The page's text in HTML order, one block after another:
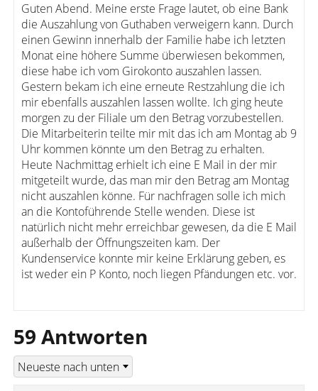
Guten Abend. Meine erste Frage lautet, ob eine Bank
die Auszahlung von Guthaben verweigern kann. Durch
einen Gewinn innerhalb der Familie habe ich letzten
Monat eine höhere Summe überwiesen bekommen,
diese habe ich vom Girokonto auszahlen lassen.
Gestern bekam ich eine erneute Restzahlung die ich
mir ebenfalls auszahlen lassen wollte. Ich ging heute
morgen zu der Filiale um den Betrag vorzubestellen.
Die Mitarbeiterin teilte mir mit das ich am Montag ab 9
Uhr kommen könnte um den Betrag zu erhalten.
Heute Nachmittag erhielt ich eine E Mail in der mir
mitgeteilt wurde, das man mir den Betrag am Montag
nicht auszahlen könne. Für nachfragen solle ich mich
an die Kontoführende Stelle wenden. Diese ist
natürlich nicht mehr erreichbar gewesen, da die E Mail
außerhalb der Öffnungszeiten kam. Der
Kundenservice konnte mir keine Erklärung geben, es
ist weder ein P Konto, noch liegen Pfändungen etc. vor.
59 Antworten